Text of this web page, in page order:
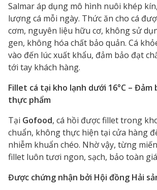
Salmar áp dụng mô hình nuôi khép
lượng cá mỗi ngày. Thức ăn cho cá
cơm, nguyên liệu hữu cơ, không sử
gen, không hóa chất bảo quản. Cá
vào đến lúc xuất khẩu, đảm bảo đạt
tới tay khách hàng.
Fillet cá tại kho lạnh dưới 16°C – Đảm
thực phẩm
Tại Gofood, cá hồi được fillet trong
chuẩn, không thực hiện tại cửa hàng
nhiễm khuẩn chéo. Nhờ vậy, từng
fillet luôn tươi ngon, sạch, bảo toàn
Được chứng nhận bởi Hội đồng Hải